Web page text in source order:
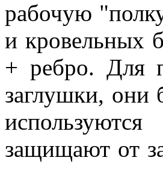
рабочую
и кровельных
+ ребро. Для
заглушки, они
защищают от